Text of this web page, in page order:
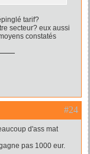
tarif?
secteur? eux aussi
constatés
#24
d'ass mat
pas 1000 eur.